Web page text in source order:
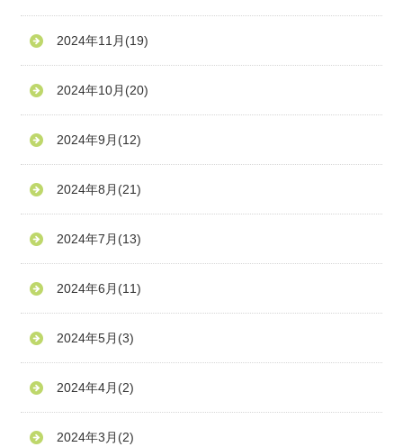
2024年11月 (19)
2024年10月 (20)
2024年9月 (12)
2024年8月 (21)
2024年7月 (13)
2024年6月 (11)
2024年5月 (3)
2024年4月 (2)
2024年3月 (2)